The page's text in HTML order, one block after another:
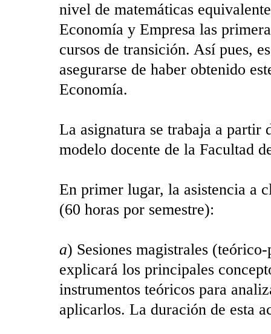
nivel de matemáticas
Economía y Empresa las
cursos de transición. Así pues,
asegurarse de haber obtenido
Economía.
La asignatura se trabaja a partir
modelo docente de la Facultad
En primer lugar, la asistencia a
(60 horas por semestre):
a) Sesiones magistrales
explicará los principales
instrumentos teóricos para
aplicarlos. La duración de esta